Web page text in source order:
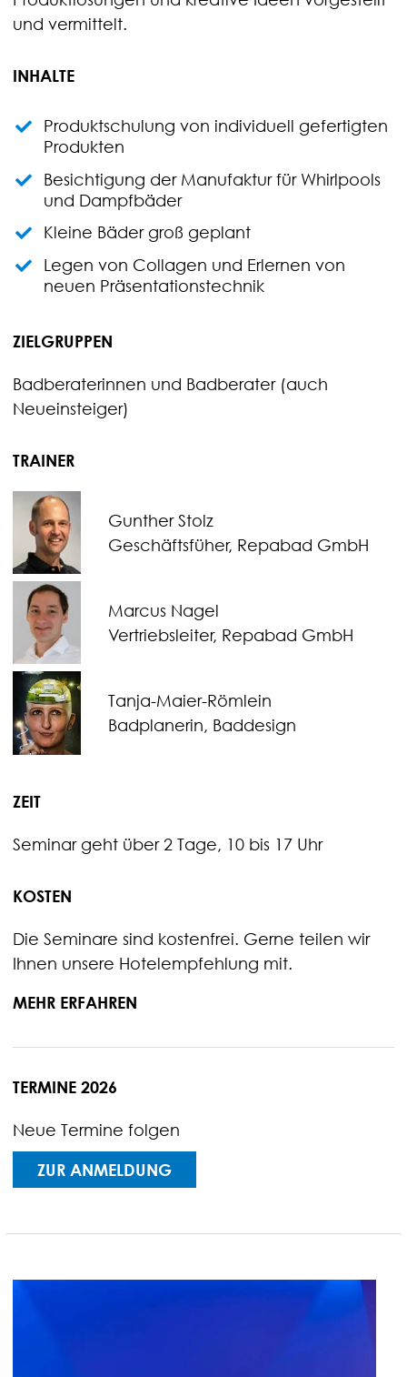
und vermittelt.
INHALTE
Produktschulung von individuell gefertigten
Produkten
Besichtigung der Manufaktur für Whirlpools
und Dampfbäder
Kleine Bäder groß geplant
Legen von Collagen und Erlernen von
neuen Präsentationstechnik
ZIELGRUPPEN
Badberaterinnen und Badberater (auch
Neueinsteiger)
TRAINER
Gunther Stolz
Geschäftsfüher, Repabad GmbH
Marcus Nagel
Vertriebsleiter, Repabad GmbH
Tanja-Maier-Römlein
Badplanerin, Baddesign
ZEIT
Seminar geht über 2 Tage, 10 bis 17 Uhr
KOSTEN
Die Seminare sind kostenfrei. Gerne teilen wir
Ihnen unsere Hotelempfehlung mit.
MEHR ERFAHREN
TERMINE 2026
Neue Termine folgen
ZUR ANMELDUNG